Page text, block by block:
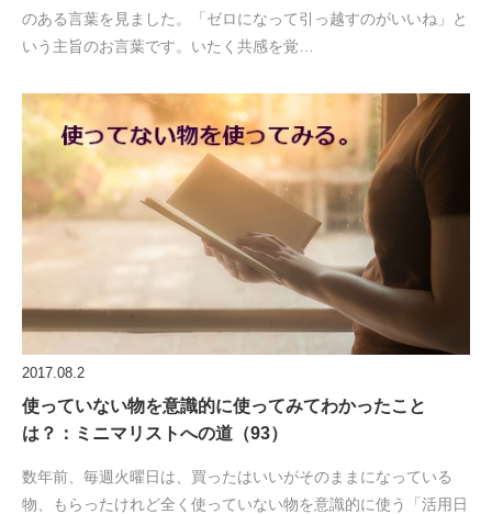
のある言葉を見ました。「ゼロになって引っ越すのがいいね」と
いう主旨のお言葉です。いたく共感を覚…
2017.08.2
使っていない物を意識的に使ってみてわかったこと
は？：ミニマリストへの道（93）
数年前、毎週火曜日は、買ったはいいがそのままになっている
物、もらったけれど全く使っていない物を意識的に使う「活用日